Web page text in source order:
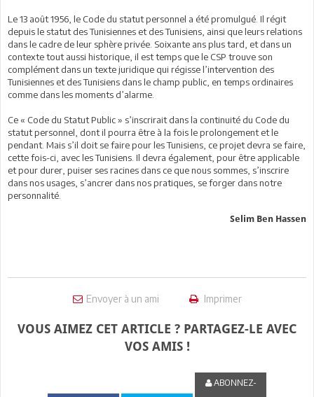
Le 13 août 1956, le Code du statut personnel a été promulgué. Il régit
depuis le statut des Tunisiennes et des Tunisiens, ainsi que leurs relations
dans le cadre de leur sphère privée. Soixante ans plus tard, et dans un
contexte tout aussi historique, il est temps que le CSP trouve son
complément dans un texte juridique qui régisse l’intervention des
Tunisiennes et des Tunisiens dans le champ public, en temps ordinaires
comme dans les moments d’alarme.
Ce « Code du Statut Public » s’inscrirait dans la continuité du Code du
statut personnel, dont il pourra être à la fois le prolongement et le
pendant. Mais s’il doit se faire pour les Tunisiens, ce projet devra se faire,
cette fois-ci, avec les Tunisiens. Il devra également, pour être applicable
et pour durer, puiser ses racines dans ce que nous sommes, s’inscrire
dans nos usages, s’ancrer dans nos pratiques, se forger dans notre
personnalité.
Selim Ben Hassen
Envoyer à un ami Imprimer
VOUS AIMEZ CET ARTICLE ? PARTAGEZ-LE AVEC
VOS AMIS !
ABONNEZ-